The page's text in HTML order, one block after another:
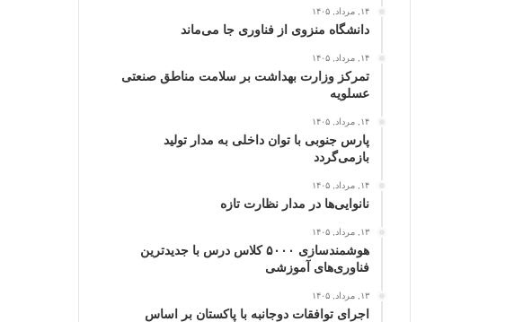
۱۴, مرداد, ۱۴۰۵
دانشگاه منزوی از فناوری جا می‌ماند
۱۴, مرداد, ۱۴۰۵
تمرکز وزارت بهداشت بر سلامت مناطق صنعتی
عسلویه
۱۴, مرداد, ۱۴۰۵
پارس جنوبی با توان داخلی به مدار تولید
بازمی‌گردد
۱۴, مرداد, ۱۴۰۵
نانوایی‌ها در مدار نظارت تازه
۱۳, مرداد, ۱۴۰۵
هوشمندسازی ۵۰۰۰ کلاس درس با جدیدترین
فناوری‌های آموزشی
۱۳, مرداد, ۱۴۰۵
اجرای توافقات دوجانبه با پاکستان بر اساس